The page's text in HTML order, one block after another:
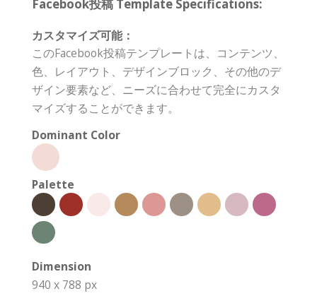
Facebook投稿 Template Specifications:
カスタマイズ可能：
このFacebook投稿テンプレートは、コンテンツ、
色、レイアウト、デザインブロック、その他のデ
ザイン要素など、ニーズに合わせて完全にカスタ
マイズすることができます。
Dominant Color
Palette
Dimension
940 x 788 px